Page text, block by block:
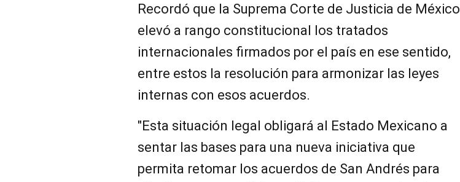
Recordó que la Suprema Corte de Justicia de México
elevó a rango constitucional los tratados
internacionales firmados por el país en ese sentido,
entre estos la resolución para armonizar las leyes
internas con esos acuerdos.
"Esta situación legal obligará al Estado Mexicano a
sentar las bases para una nueva iniciativa que
permita retomar los acuerdos de San Andrés para